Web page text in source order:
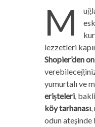
M
lezzetleri
Shopier’den
yumurtalı ve
erişteleri,
köy tarhanası,
odun